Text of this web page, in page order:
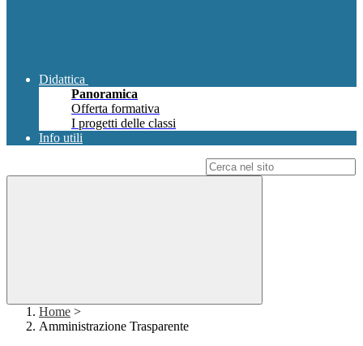
Didattica
Panoramica
Offerta formativa
I progetti delle classi
Info utili
Home >
Amministrazione Trasparente